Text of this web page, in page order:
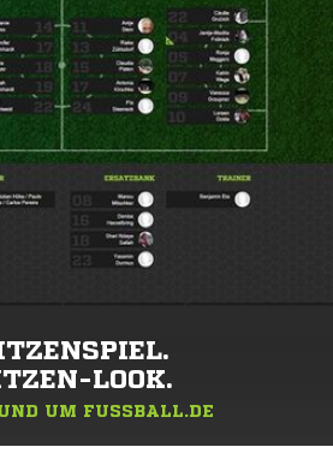
LOOK.
UM FUSSBALL.DE